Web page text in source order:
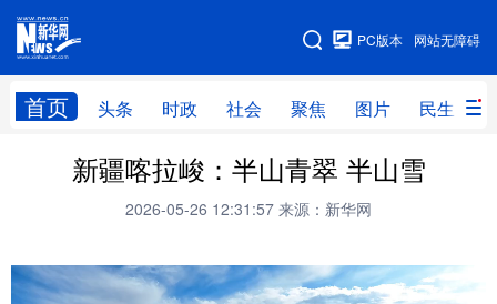
网站无障碍
PC版本
首页 头条 时政 社会 聚焦 图片 民生
网站地图
头条 时政 社会 聚焦
民生 访谈
访惠聚 专题 服务 援疆
新疆喀拉峻：半山青翠 半山雪
2026-05-26 12:31:57 来源：新华网